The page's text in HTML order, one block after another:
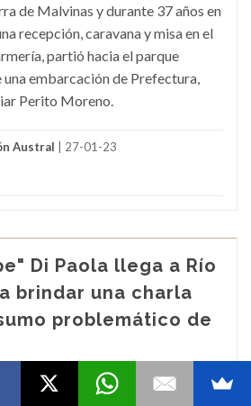
de Malvinas y durante 37 años en
recepción, caravana y misa en el
partió hacia el parque
embarcación de Prefectura,
Perito Moreno.
Austral | 27-01-23
Di Paola llega a Río
brindar una charla
problemático de